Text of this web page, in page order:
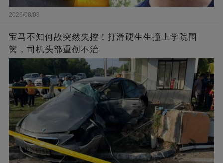
2026/08/08
宝马不知何故突然失控！打滑硬生生撞上学院围
篱，司机头部重创不治